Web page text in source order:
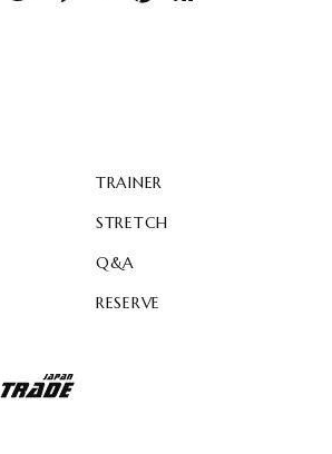
TRAINER
STRETCH
Q&A
RESERVE